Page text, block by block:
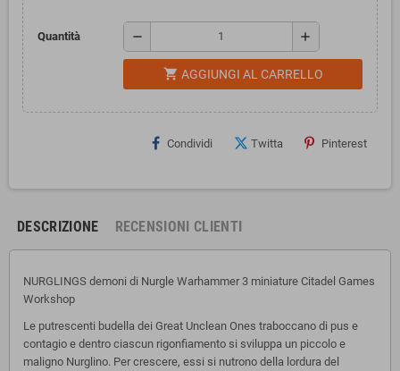
Quantità remove add
shopping_cart AGGIUNGI AL CARRELLO
Condividi Twitta Pinterest
DESCRIZIONE RECENSIONI CLIENTI
NURGLINGS demoni di Nurgle Warhammer 3 miniature Citadel Games
Workshop
Le putrescenti budella dei Great Unclean Ones traboccano di pus e
contagio e dentro ciascun rigonfiamento si sviluppa un piccolo e
maligno Nurglino. Per crescere, essi si nutrono della lordura del